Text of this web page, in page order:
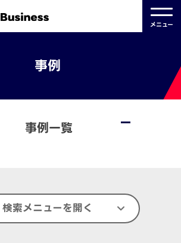
メニュー
事例
事例一覧
検索メニューを開く